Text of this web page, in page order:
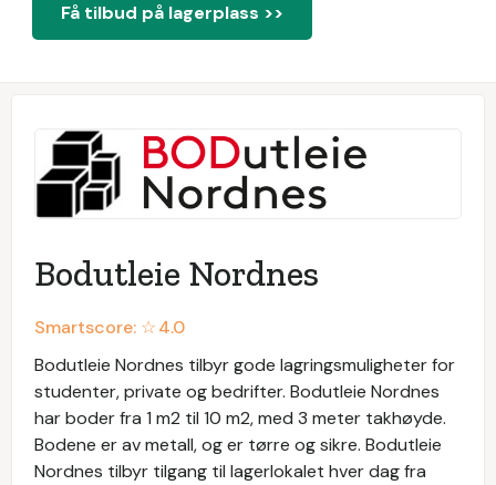
Få tilbud på lagerplass >>
Bodutleie Nordnes
Smartscore: ☆4.0
Bodutleie Nordnes tilbyr gode lagringsmuligheter for
studenter, private og bedrifter. Bodutleie Nordnes
har boder fra 1 m2 til 10 m2, med 3 meter takhøyde.
Bodene er av metall, og er tørre og sikre. Bodutleie
Nordnes tilbyr tilgang til lagerlokalet hver dag fra